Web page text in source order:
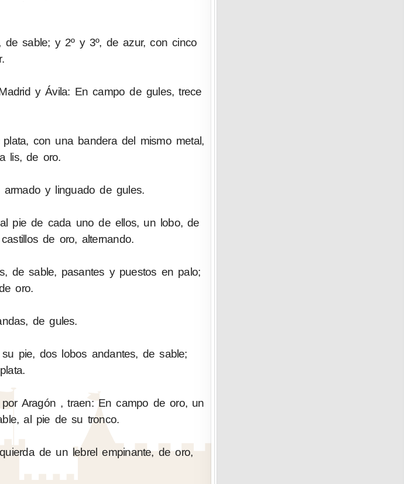
de sable; y 2º y 3º, de azur, con cinco
y Ávila: En campo de gules, trece
con una bandera del mismo metal,
lis, de oro.
y linguado de gules.
pie de cada uno de ellos, un lobo, de
de oro, alternando.
de sable, pasantes y puestos en palo;
oro.
de gules.
pie, dos lobos andantes, de sable;
Aragón , traen: En campo de oro, un
al pie de su tronco.
de un lebrel empinante, de oro,